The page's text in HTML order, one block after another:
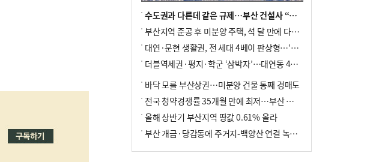
수도권과 다른데 같은 규제…부산 건설사 “쓰러지기 직전”
부산지역 준공 후 미분양 주택, 석 달 만에 다시 3000가구 넘어서
대연·문현 생활권, 전 세대 4베이 판상형…‘더샵 트리센트’ 내달 분양
더블역세권·평지·학군 ‘삼박자’…대연동 42층 브랜드 단지
바닥 모를 부산상권…미분양 건물 통째 경매도
전국 청약경쟁률 35개월 만에 최저…부산 미분양 ‘적체’ 심화
올해 상반기 부산지역 땅값 0.61% 올라
부산 개금·당감동에 주거지-백양산 연결 녹지 조성